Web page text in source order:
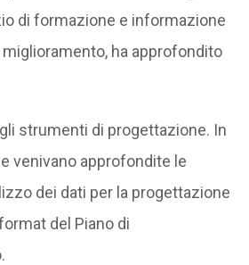
di formazione e informazione
ha approfondito
strumenti di progettazione. In
venivano approfondite le
dei dati per la progettazione
del Piano di